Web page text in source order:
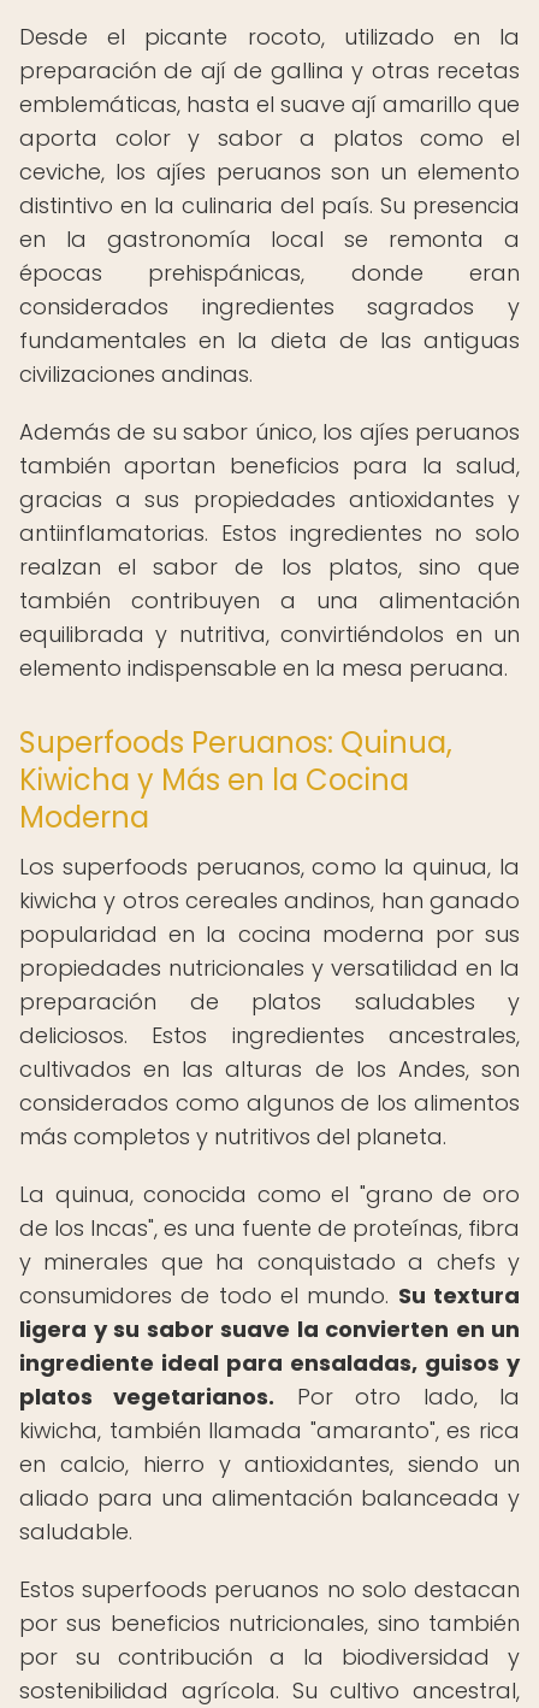
Desde el picante rocoto, utilizado en la
preparación de ají de gallina y otras recetas
emblemáticas, hasta el suave ají amarillo que
aporta color y sabor a platos como el
ceviche, los ajíes peruanos son un elemento
distintivo en la culinaria del país. Su presencia
en la gastronomía local se remonta a
épocas prehispánicas, donde eran
considerados ingredientes sagrados y
fundamentales en la dieta de las antiguas
civilizaciones andinas.
Además de su sabor único, los ajíes peruanos
también aportan beneficios para la salud,
gracias a sus propiedades antioxidantes y
antiinflamatorias. Estos ingredientes no solo
realzan el sabor de los platos, sino que
también contribuyen a una alimentación
equilibrada y nutritiva, convirtiéndolos en un
elemento indispensable en la mesa peruana.
Superfoods Peruanos: Quinua,
Kiwicha y Más en la Cocina
Moderna
Los superfoods peruanos, como la quinua, la
kiwicha y otros cereales andinos, han ganado
popularidad en la cocina moderna por sus
propiedades nutricionales y versatilidad en la
preparación de platos saludables y
deliciosos. Estos ingredientes ancestrales,
cultivados en las alturas de los Andes, son
considerados como algunos de los alimentos
más completos y nutritivos del planeta.
La quinua, conocida como el "grano de oro
de los Incas", es una fuente de proteínas, fibra
y minerales que ha conquistado a chefs y
consumidores de todo el mundo. Su textura
ligera y su sabor suave la convierten en un
ingrediente ideal para ensaladas, guisos y
platos vegetarianos. Por otro lado, la
kiwicha, también llamada "amaranto", es rica
en calcio, hierro y antioxidantes, siendo un
aliado para una alimentación balanceada y
saludable.
Estos superfoods peruanos no solo destacan
por sus beneficios nutricionales, sino también
por su contribución a la biodiversidad y
sostenibilidad agrícola. Su cultivo ancestral,